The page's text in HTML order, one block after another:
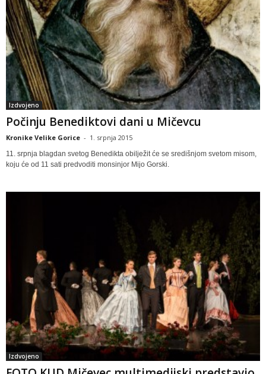
Izdvojeno
Počinju Benediktovi dani u Mičevcu
Kronike Velike Gorice - 1. srpnja 2015
11. srpnja blagdan svetog Benedikta obilježit će se središnjom svetom misom,
koju će od 11 sati predvoditi monsinjor Mijo Gorski.
Izdvojeno